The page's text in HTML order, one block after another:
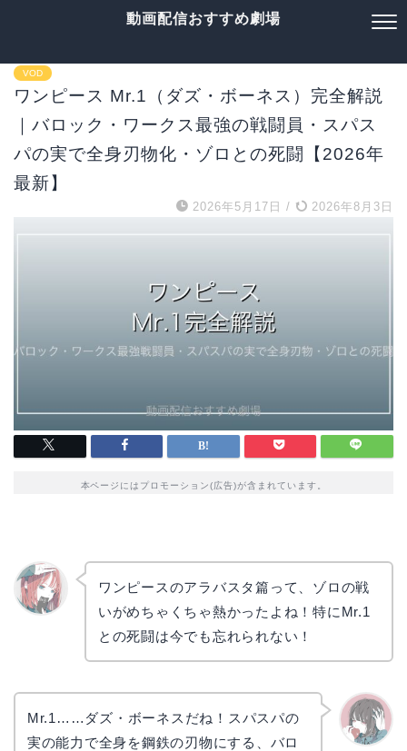
動画配信おすすめ劇場
VOD
ワンピース Mr.1（ダズ・ボーネス）完全解説
｜バロック・ワークス最強の戦闘員・スパス
パの実で全身刃物化・ゾロとの死闘【2026年
最新】
2026年5月17日 / 2026年8月3日
本ページにはプロモーション(広告)が含まれています。
ワンピースのアラバスタ篇って、ゾロの戦
いがめちゃくちゃ熱かったよね！特にMr.1
との死闘は今でも忘れられない！
Mr.1……ダズ・ボーネスだね！スパスパの
実の能力で全身を鋼鉄の刃物にする、バロ